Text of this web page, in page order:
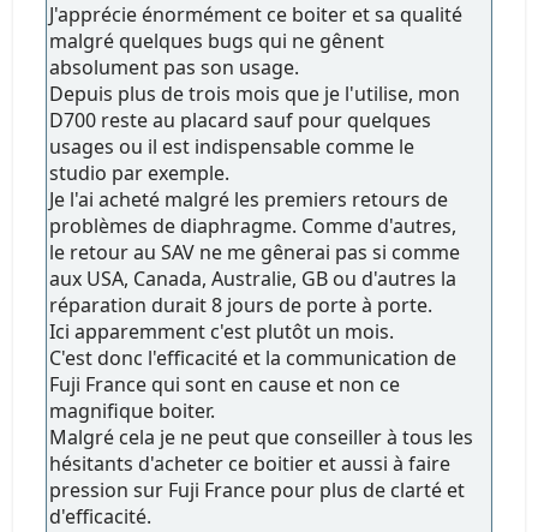
J'apprécie énormément ce boiter et sa qualité
malgré quelques bugs qui ne gênent
absolument pas son usage.
Depuis plus de trois mois que je l'utilise, mon
D700 reste au placard sauf pour quelques
usages ou il est indispensable comme le
studio par exemple.
Je l'ai acheté malgré les premiers retours de
problèmes de diaphragme. Comme d'autres,
le retour au SAV ne me gênerai pas si comme
aux USA, Canada, Australie, GB ou d'autres la
réparation durait 8 jours de porte à porte.
Ici apparemment c'est plutôt un mois.
C'est donc l'efficacité et la communication de
Fuji France qui sont en cause et non ce
magnifique boiter.
Malgré cela je ne peut que conseiller à tous les
hésitants d'acheter ce boitier et aussi à faire
pression sur Fuji France pour plus de clarté et
d'efficacité.